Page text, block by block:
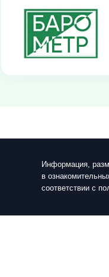
Информация,
в
соответствии с